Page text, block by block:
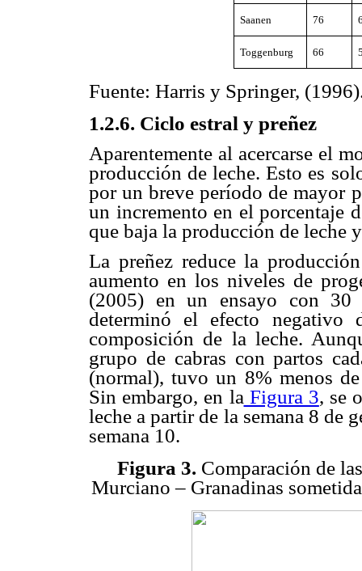
Saanen 76
Toggenburg 66
Fuente: Harris y Springer,
1.2.6. Ciclo estral y preñez
Aparentemente al acercarse el
producción de leche. Esto es
por un breve período de mayor
un incremento en el porcentaje
que baja la producción de leche
La preñez reduce la
aumento en los niveles de
(2005) en un ensayo con 30
determinó el efecto
composición de la leche.
grupo de cabras con partos
(normal), tuvo un 8% menos
Sin embargo, en la Figura 3, se
leche a partir de la semana 8 de
semana 10.
Figura 3. Comparación de
Murciano – Granadinas